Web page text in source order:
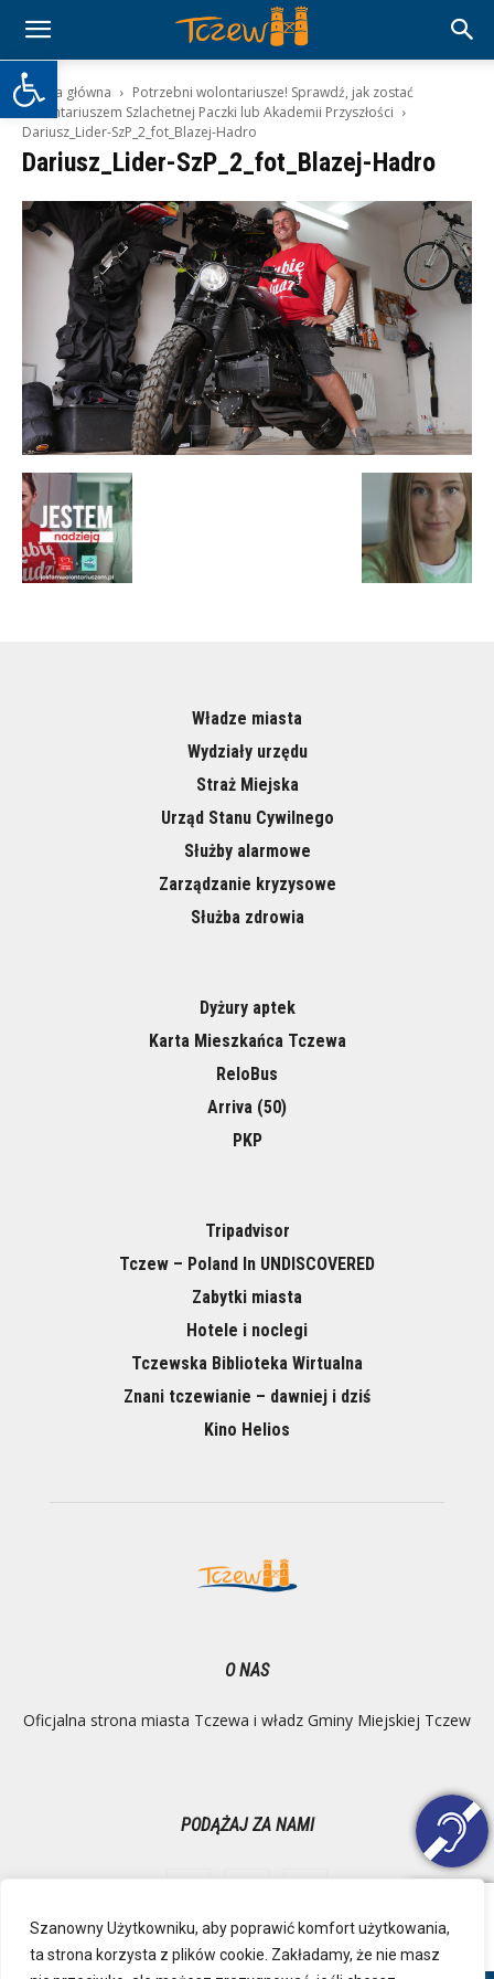
Otwórz pasek narzędzi
Szanowny Użytkowniku, aby poprawić komfort użytkowania,
ta strona korzysta z plików cookie. Zakładamy, że nie masz
Strona główna
Potrzebni wolontariusze! Sprawdź, jak zostać
wolontariuszem Szlachetnej Paczki lub Akademii Przyszłości
Dariusz_Lider-SzP_2_fot_Blazej-Hadro
Dariusz_Lider-SzP_2_fot_Blazej-Hadro
Władze miasta
Wydziały urzędu
Straż Miejska
Urząd Stanu Cywilnego
Służby alarmowe
Zarządzanie kryzysowe
Służba zdrowia
Dyżury aptek
Karta Mieszkańca Tczewa
ReloBus
Arriva (50)
PKP
Tripadvisor
Tczew – Poland In UNDISCOVERED
Zabytki miasta
Hotele i noclegi
Tczewska Biblioteka Wirtualna
Znani tczewianie – dawniej i dziś
Kino Helios
O NAS
Oficjalna strona miasta Tczewa i władz Gminy Miejskiej Tczew
PODĄŻAJ ZA NAMI
Ochrona danych osobowych Inspektor Danych Osobowych